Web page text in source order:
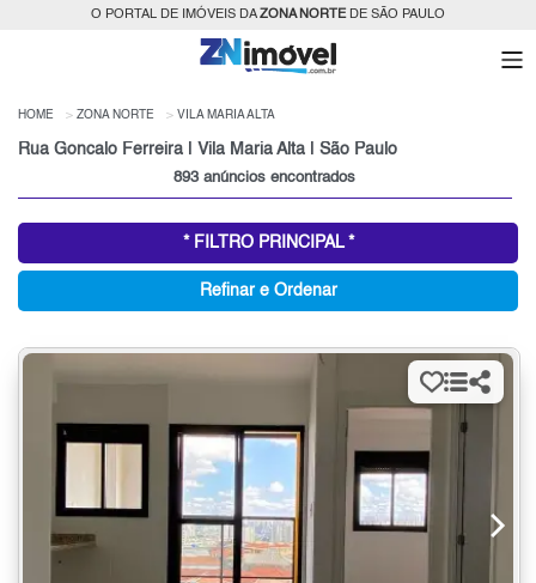
O PORTAL DE IMÓVEIS DAZONA NORTEDE SÃO PAULO
HOME ZONA NORTE VILA MARIA ALTA
Rua Goncalo Ferreira | Vila Maria Alta | São Paulo
893 anúncios encontrados
* FILTRO PRINCIPAL *
Refinar e Ordenar